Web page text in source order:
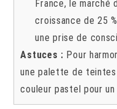
France, le marché
croissance de 25
une prise de
Astuces : Pour
une palette de
couleur pastel pour